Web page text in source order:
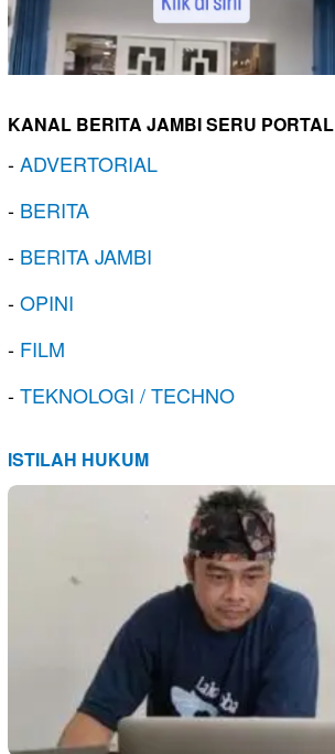
KANAL BERITA JAMBI SERU PORTAL
-ADVERTORIAL
- BERITA
- BERITA JAMBI
-OPINI
- FILM
-TEKNOLOGI / TECHNO
ISTILAH HUKUM